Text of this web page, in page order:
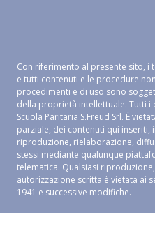
Con riferimento al presente sito, i
e tutti contenuti e le procedure
procedimenti e di uso sono
della proprietà intellettuale. Tutti
Scuola Paritaria S.Freud Srl. È
parziale, dei contenuti qui inseriti,
riproduzione, rielaborazione,
stessi mediante qualunque
telematica. Qualsiasi
autorizzazione scritta è vietata ai
1941 e successive modifiche.
CREDITS:ALEIDE WEB AGENCY